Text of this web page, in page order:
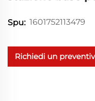
Spu: 1601752113479
Richiedi un